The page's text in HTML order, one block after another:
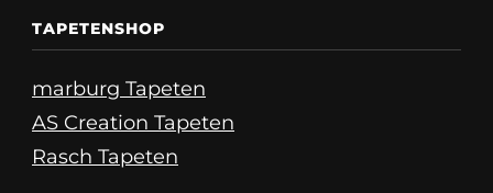
TAPETENSHOP
marburg Tapeten
AS Creation Tapeten
Rasch Tapeten